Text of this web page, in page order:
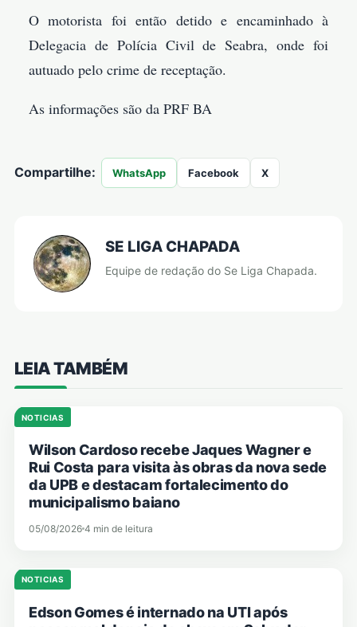
O motorista foi então detido e encaminhado à
Delegacia de Polícia Civil de Seabra, onde foi
autuado pelo crime de receptação.
As informações são da PRF BA
Compartilhe: WhatsApp Facebook X
SE LIGA CHAPADA
Equipe de redação do Se Liga Chapada.
LEIA TAMBÉM
NOTICIAS
Wilson Cardoso recebe Jaques Wagner e
Rui Costa para visita às obras da nova sede
da UPB e destacam fortalecimento do
municipalismo baiano
05/08/2026 4 min de leitura
NOTICIAS
Edson Gomes é internado na UTI após